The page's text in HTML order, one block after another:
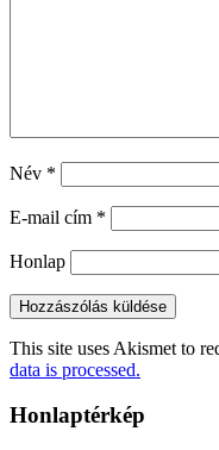
Név *
E-mail cím *
Honlap
This site uses Akismet to
data is processed.
Honlaptérkép